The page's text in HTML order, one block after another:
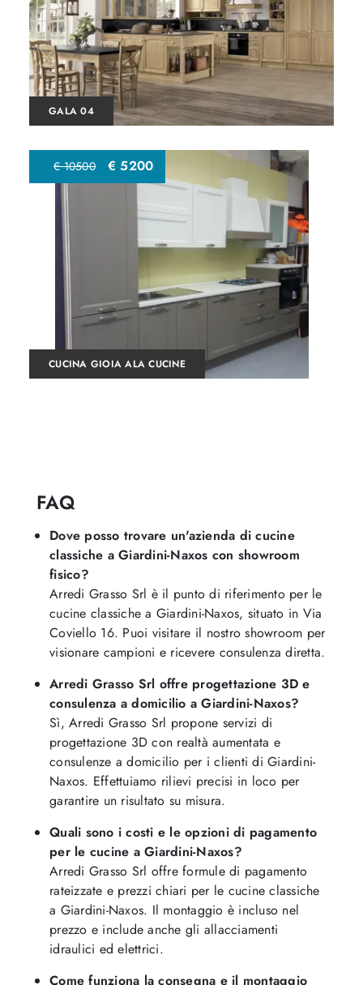
GALA 04
€ 10500 € 5200
CUCINA GIOIA ALA CUCINE
FAQ
Dove posso trovare un'azienda di cucine
classiche a Giardini-Naxos con showroom
fisico?
Arredi Grasso Srl è il punto di riferimento per le
cucine classiche a Giardini-Naxos, situato in Via
Coviello 16. Puoi visitare il nostro showroom per
visionare campioni e ricevere consulenza diretta.
Arredi Grasso Srl offre progettazione 3D e
consulenza a domicilio a Giardini-Naxos?
Sì, Arredi Grasso Srl propone servizi di
progettazione 3D con realtà aumentata e
consulenze a domicilio per i clienti di Giardini-
Naxos. Effettuiamo rilievi precisi in loco per
garantire un risultato su misura.
Quali sono i costi e le opzioni di pagamento
per le cucine a Giardini-Naxos?
Arredi Grasso Srl offre formule di pagamento
rateizzate e prezzi chiari per le cucine classiche
a Giardini-Naxos. Il montaggio è incluso nel
prezzo e include anche gli allacciamenti
idraulici ed elettrici.
Come funziona la consegna e il montaggio